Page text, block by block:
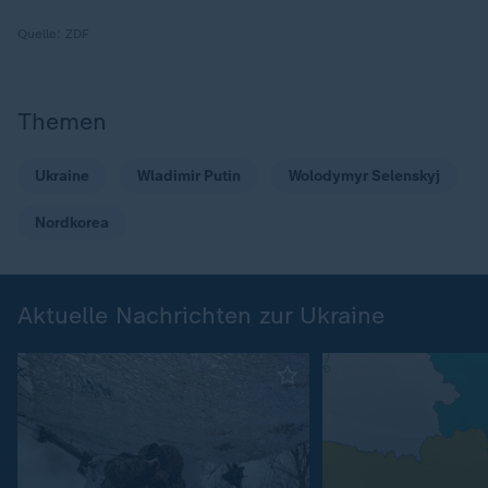
Themen
Ukraine Wladimir Putin Wolodymyr Selenskyj
Nordkorea
Aktuelle Nachrichten zur Ukraine